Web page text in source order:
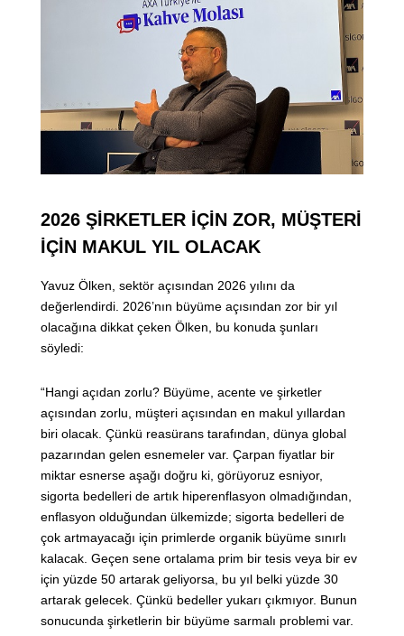
2026 ŞİRKETLER İÇİN ZOR, MÜŞTERİ
İÇİN MAKUL YIL OLACAK
Yavuz Ölken, sektör açısından 2026 yılını da
değerlendirdi. 2026’nın büyüme açısından zor bir yıl
olacağına dikkat çeken Ölken, bu konuda şunları
söyledi:
“Hangi açıdan zorlu? Büyüme, acente ve şirketler
açısından zorlu, müşteri açısından en makul yıllardan
biri olacak. Çünkü reasürans tarafından, dünya global
pazarından gelen esnemeler var. Çarpan fiyatlar bir
miktar esnerse aşağı doğru ki, görüyoruz esniyor,
sigorta bedelleri de artık hiperenflasyon olmadığından,
enflasyon olduğundan ülkemizde; sigorta bedelleri de
çok artmayacağı için primlerde organik büyüme sınırlı
kalacak. Geçen sene ortalama prim bir tesis veya bir ev
için yüzde 50 artarak geliyorsa, bu yıl belki yüzde 30
artarak gelecek. Çünkü bedeller yukarı çıkmıyor. Bunun
sonucunda şirketlerin bir büyüme sarmalı problemi var.